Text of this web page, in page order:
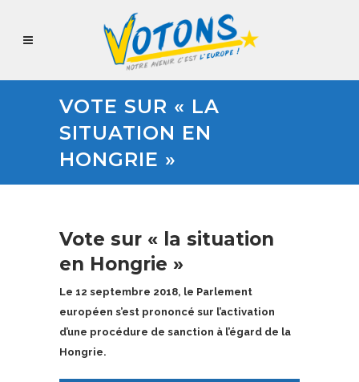
VOTE SUR « LA
SITUATION EN
HONGRIE »
Vote sur « la situation
en Hongrie »
Le 12 septembre 2018, le Parlement
européen s’est prononcé sur l’activation
d’une procédure de sanction à l’égard de la
Hongrie.